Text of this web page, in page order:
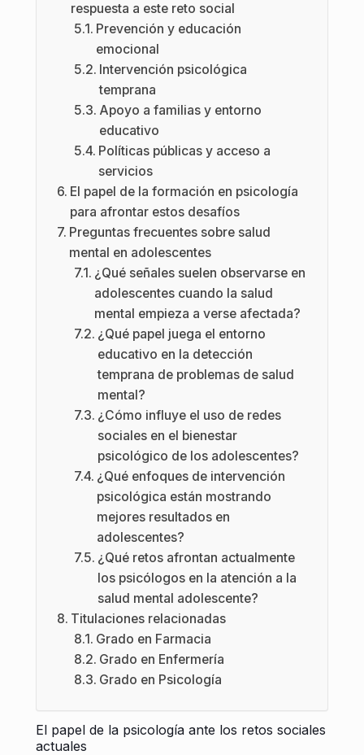
respuesta a este reto social
Prevención y educación
emocional
Intervención psicológica
temprana
Apoyo a familias y entorno
educativo
Políticas públicas y acceso a
servicios
El papel de la formación en psicología
para afrontar estos desafíos
Preguntas frecuentes sobre salud
mental en adolescentes
¿Qué señales suelen observarse en
adolescentes cuando la salud
mental empieza a verse afectada?
¿Qué papel juega el entorno
educativo en la detección
temprana de problemas de salud
mental?
¿Cómo influye el uso de redes
sociales en el bienestar
psicológico de los adolescentes?
¿Qué enfoques de intervención
psicológica están mostrando
mejores resultados en
adolescentes?
¿Qué retos afrontan actualmente
los psicólogos en la atención a la
salud mental adolescente?
Titulaciones relacionadas
Grado en Farmacia
Grado en Enfermería
Grado en Psicología
El papel de la psicología ante los retos sociales
actuales